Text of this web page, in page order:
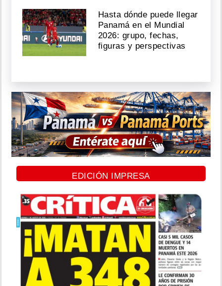
Hasta dónde puede llegar
Panamá en el Mundial
2026: grupo, fechas,
figuras y perspectivas
EDICIÓN IMPRESA